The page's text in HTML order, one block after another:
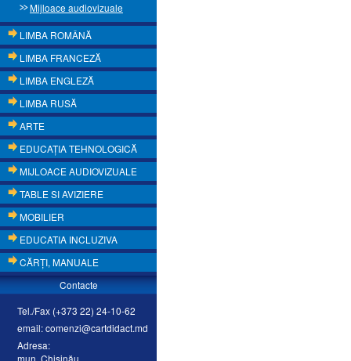
Mijloace audiovizuale
LIMBA ROMÂNĂ
LIMBA FRANCEZĂ
LIMBA ENGLEZĂ
LIMBA RUSĂ
ARTE
EDUCAŢIA TEHNOLOGICĂ
MIJLOACE AUDIOVIZUALE
TABLE SI AVIZIERE
MOBILIER
EDUCATIA INCLUZIVA
CĂRŢI, MANUALE
Contacte
Tel./Fax (+373 22) 24-10-62
email: comenzi@cartdidact.md
Adresa:
mun. Chişinău